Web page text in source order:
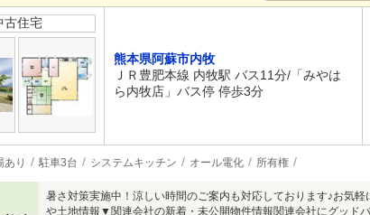
古住宅
熊本県阿蘇市内牧
ＪＲ豊肥本線 内牧駅 バス11分/「みやは
ら内牧店」バス停 停歩3分
あり 駐車3台 システムキッチン オール電化 所有権
暑さ対策実施中！涼しい時間のご案内も対応しております♪お
や土地情報▼関連会社の新着・未公開物件情報関連会社にグッ